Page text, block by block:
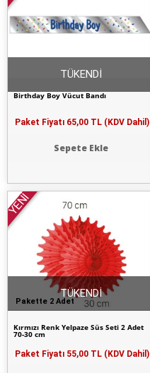
Birthday Boy Vücut Bandı
Paket Fiyatı 65,00 TL (KDV Dahil)
Sepete Ekle
TÜKENDİ
Pakette 2 Adet
YENİ
Kırmızı Renk Yelpaze Süs Seti 2 Adet
70-30 cm
Paket Fiyatı 55,00 TL (KDV Dahil)
TÜKENDİ